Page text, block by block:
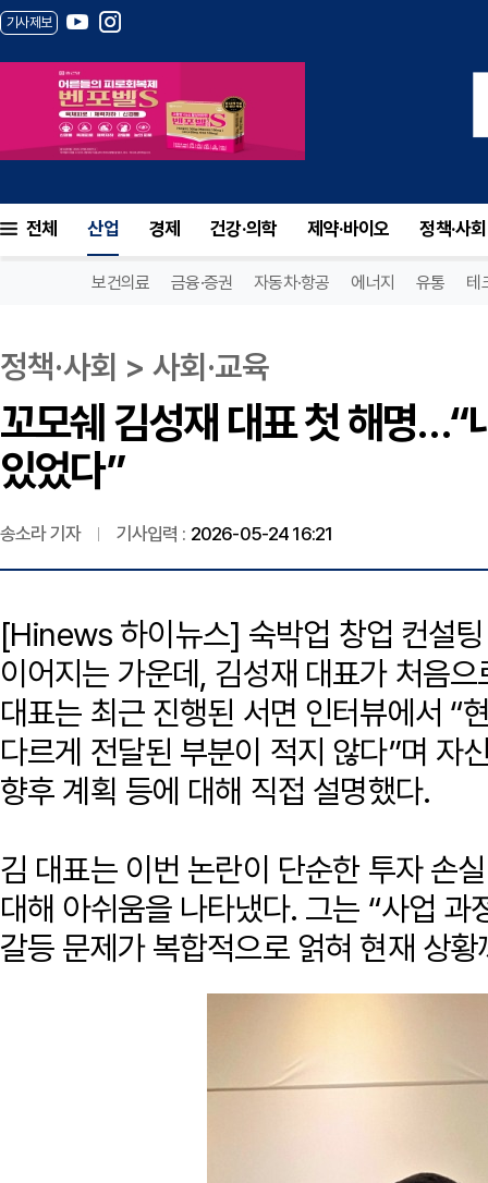
기사제보
전체 산업 경제 건강·의학 제약·바이오 정책·사회
보건의료 금융·증권 자동차·항공 에너지 유통 테
정책·사회 > 사회·교육
꼬모쉐 김성재 대표 첫 해명…“
있었다”
송소라 기자 기사입력 : 2026-05-24 16:21
[Hinews 하이뉴스] 숙박업 창업 컨설
이어지는 가운데, 김성재 대표가 처음
대표는 최근 진행된 서면 인터뷰에서 “
다르게 전달된 부분이 적지 않다”며 자
향후 계획 등에 대해 직접 설명했다.
김 대표는 이번 논란이 단순한 투자 손
대해 아쉬움을 나타냈다. 그는 “사업
갈등 문제가 복합적으로 얽혀 현재 상